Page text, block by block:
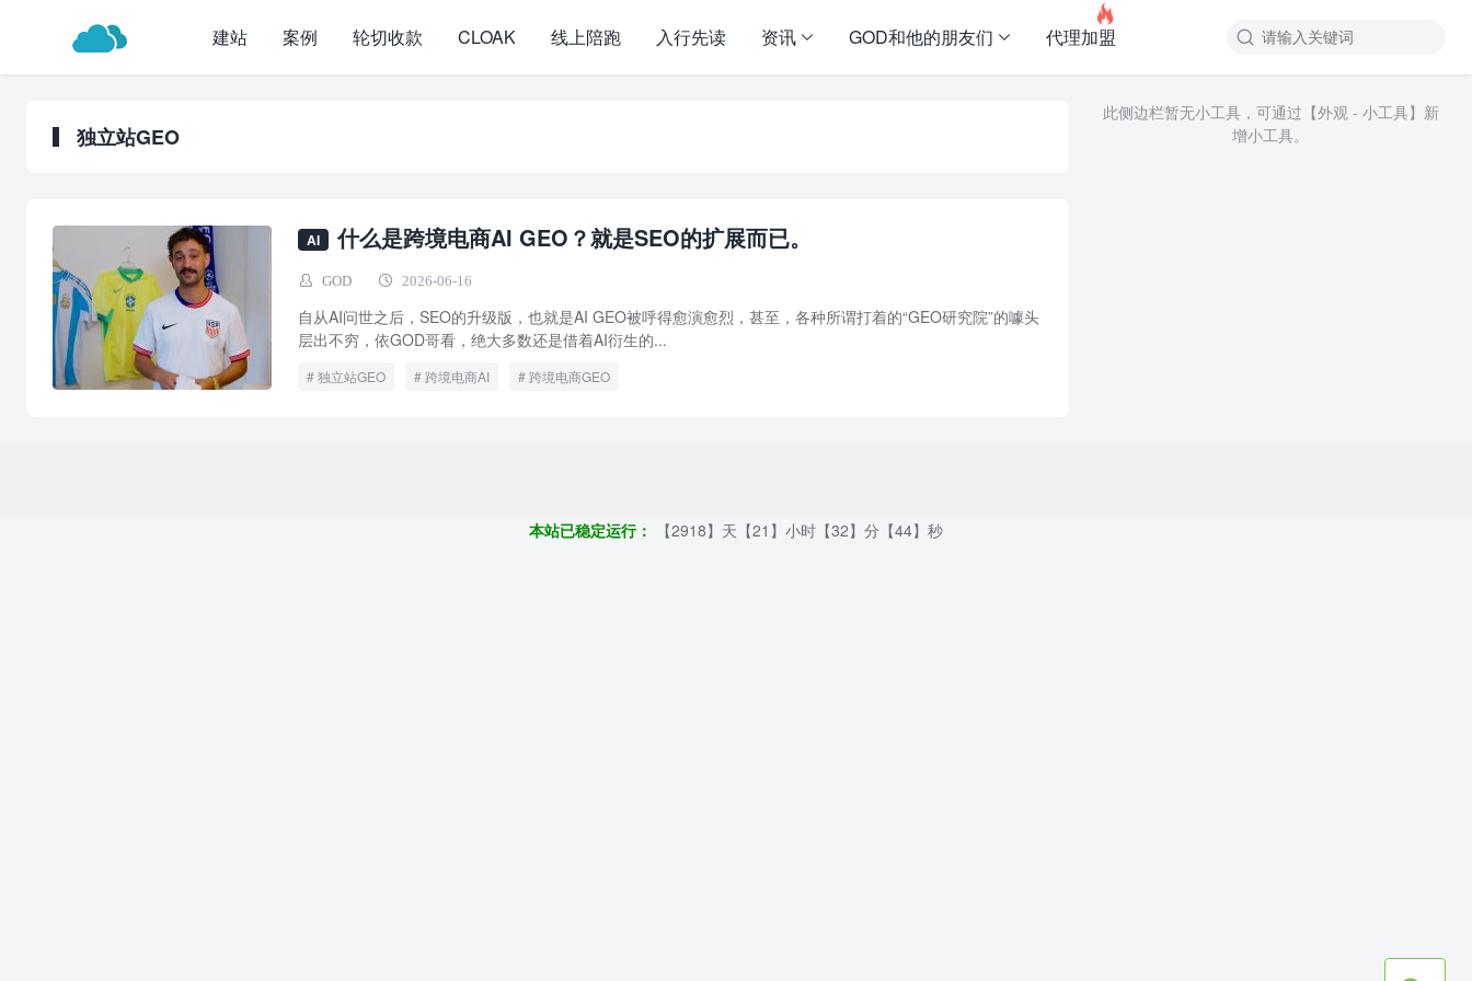
建站 案例 轮切收款 CLOAK 线上陪跑 入行先读 资讯 GOD和他的朋友们 代理加盟

独立站GEO
AI 什么是跨境电商AI GEO？就是SEO的扩展而已。
GOD 2026-06-16
自从AI问世之后，SEO的升级版，也就是AI GEO被呼得愈演愈烈，甚至，各种所谓打着的“GEO研究院”的噱头
层出不穷，依GOD哥看，绝大多数还是借着AI衍生的...
独立站GEO 跨境电商AI 跨境电商GEO
此侧边栏暂无小工具，可通过【外观 - 小工具】新
增小工具。
本站已稳定运行： 【2918】天【21】小时【32】分【45】秒